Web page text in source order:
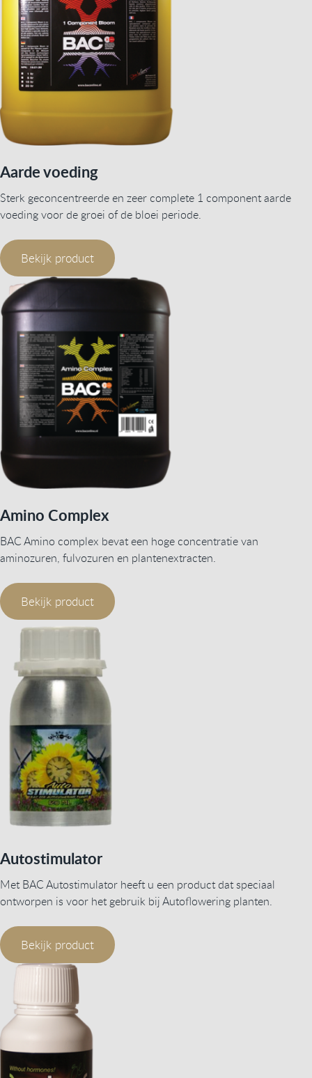
Aarde voeding
Sterk geconcentreerde en zeer complete 1 component aarde
voeding voor de groei of de bloei periode.
Bekijk product
Amino Complex
BAC Amino complex bevat een hoge concentratie van
aminozuren, fulvozuren en plantenextracten.
Bekijk product
Autostimulator
Met BAC Autostimulator heeft u een product dat speciaal
ontworpen is voor het gebruik bij Autoflowering planten.
Bekijk product